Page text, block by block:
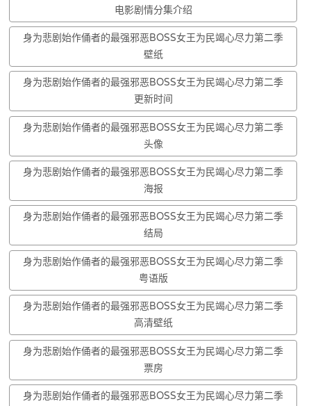
电影剧情分集介绍
身为悲剧始作俑者的最强邪恶BOSS女王为民竭心尽力第二季
壁纸
身为悲剧始作俑者的最强邪恶BOSS女王为民竭心尽力第二季
更新时间
身为悲剧始作俑者的最强邪恶BOSS女王为民竭心尽力第二季
头像
身为悲剧始作俑者的最强邪恶BOSS女王为民竭心尽力第二季
海报
身为悲剧始作俑者的最强邪恶BOSS女王为民竭心尽力第二季
结局
身为悲剧始作俑者的最强邪恶BOSS女王为民竭心尽力第二季
粤语版
身为悲剧始作俑者的最强邪恶BOSS女王为民竭心尽力第二季
高清壁纸
身为悲剧始作俑者的最强邪恶BOSS女王为民竭心尽力第二季
票房
身为悲剧始作俑者的最强邪恶BOSS女王为民竭心尽力第二季